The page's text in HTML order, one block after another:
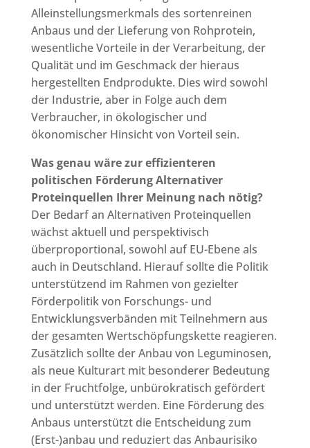
Alleinstellungsmerkmals des sortenreinen
Anbaus und der Lieferung von Rohprotein,
wesentliche Vorteile in der Verarbeitung, der
Qualität und im Geschmack der hieraus
hergestellten Endprodukte. Dies wird sowohl
der Industrie, aber in Folge auch dem
Verbraucher, in ökologischer und
ökonomischer Hinsicht von Vorteil sein.
Was genau wäre zur effizienteren
politischen Förderung Alternativer
Proteinquellen Ihrer Meinung nach nötig?
Der Bedarf an Alternativen Proteinquellen
wächst aktuell und perspektivisch
überproportional, sowohl auf EU-Ebene als
auch in Deutschland. Hierauf sollte die Politik
unterstützend im Rahmen von gezielter
Förderpolitik von Forschungs- und
Entwicklungsverbänden mit Teilnehmern aus
der gesamten Wertschöpfungskette reagieren.
Zusätzlich sollte der Anbau von Leguminosen,
als neue Kulturart mit besonderer Bedeutung
in der Fruchtfolge, unbürokratisch gefördert
und unterstützt werden. Eine Förderung des
Anbaus unterstützt die Entscheidung zum
(Erst-)anbau und reduziert das Anbaurisiko